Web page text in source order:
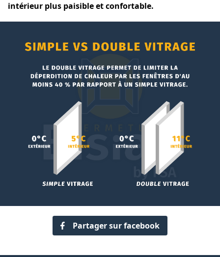
intérieur plus paisible et confortable.
Partager sur facebook